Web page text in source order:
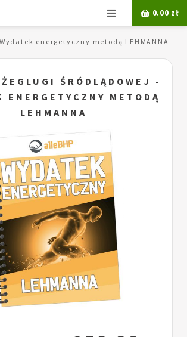
Menu 0.00 zł
energetyczny metodą LEHMANNA
ŚRÓDLĄDOWEJ -
ENERGETYCZNY METODĄ
LEHMANNA